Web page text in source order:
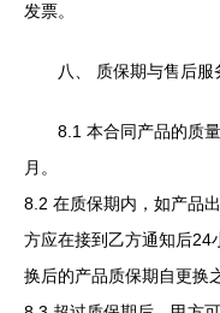
发票。
八、 质保期与售后服
8.1 本合同产品的质
月。
8.2 在质保期内，如产品
方应在接到乙方通知后24
换后的产品质保期自更换